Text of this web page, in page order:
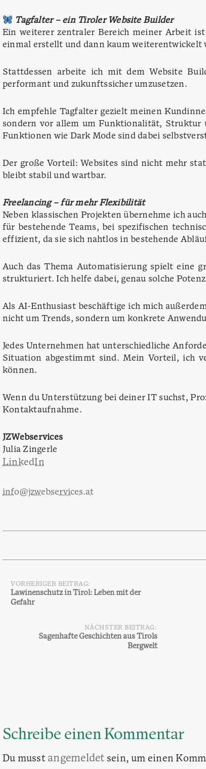
Tagfalter – ein Tiroler Website Builder
Ein weiterer zentraler Bereich meiner Arbeit ist
einmal erstellt und dann kaum weiterentwickelt
Stattdessen arbeite ich mit dem Website
performant und zukunftssicher umzusetzen.
Ich empfehle Tagfalter gezielt meinen
sondern vor allem um Funktionalität, Struktur
Funktionen wie Dark Mode sind dabei
Der große Vorteil: Websites sind nicht mehr
bleibt stabil und wartbar.
Freelancing – für mehr Flexibilität
Neben klassischen Projekten übernehme ich
für bestehende Teams, bei spezifischen
effizient, da sie sich nahtlos in bestehende
Auch das Thema Automatisierung spielt eine
strukturiert. Ich helfe dabei, genau solche
Als AI-Enthusiast beschäftige ich mich
nicht um Trends, sondern um konkrete
Jedes Unternehmen hat unterschiedliche
Situation abgestimmt sind. Mein Vorteil, ich
können.
Wenn du Unterstützung bei deiner IT suchst,
Kontaktaufnahme.
JZWebservices
Julia Zingerle
LinkedIn
info@jzwebservices.at
Beitragsnavigation
VORHERIGER BEITRAG:
Lawinenschutz in Tirol: Leben mit der
Gefahr
NÄCHSTER BEITRAG:
Sagenhafte Geschichten aus Tirols
Bergwelt
Schreibe einen Kommentar
Du musst angemeldet sein, um einen